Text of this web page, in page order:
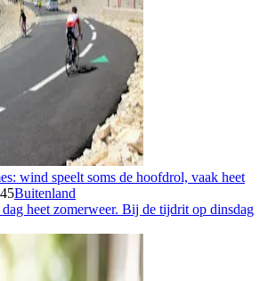
wind speelt soms de hoofdrol, vaak heet
Buitenland
heet zomerweer. Bij de tijdrit op dinsdag